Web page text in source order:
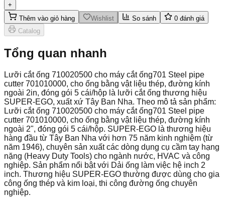
+
Thêm vào giỏ hàng
Wishlist So sánh 0 đánh giá
Catalog
Tổng quan nhanh
Lưỡi cắt ống 710020500 cho máy cắt ống701 Steel pipe
cutter 701010000, cho ống bằng vật liệu thép, đường kính
ngoài 2in, đóng gói 5 cái/hộp là lưỡi cắt ống thương hiệu
SUPER-EGO, xuất xứ Tây Ban Nha. Theo mô tả sản phẩm:
Lưỡi cắt ống 710020500 cho máy cắt ống701 Steel pipe
cutter 701010000, cho ống bằng vật liệu thép, đường kính
ngoài 2", đóng gói 5 cái/hộp. SUPER-EGO là thương hiệu
hàng đầu từ Tây Ban Nha với hơn 75 năm kinh nghiệm (từ
năm 1946), chuyên sản xuất các dòng dụng cụ cầm tay hạng
nặng (Heavy Duty Tools) cho ngành nước, HVAC và công
nghiệp. Sản phẩm nổi bật với Dải ống làm việc hệ inch 2
inch. Thương hiệu SUPER-EGO thường được dùng cho gia
công ống thép và kim loại, thi công đường ống chuyên
nghiệp.